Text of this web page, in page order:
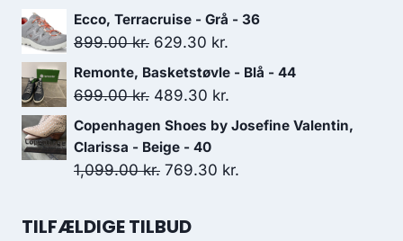
749.00 kr..524.30 kr..
oprindelige
pris
1,100.00 kr..
aktuelle
Ecco, Terracruise - Grå - 36
899.00kr. Den
oprindelige
pris
899.00 kr..
629.30 kr.
aktuelle
Remonte, Basketstøvle - Blå - 44
699.00kr. Den
oprindelige
pris
var:
489.30 kr.
aktuelle
er:
Copenhagen Shoes by Josefine Valentin,
Clarissa - Beige - 40
1,099.00kr. Den
pris
769.30 kr.
TILFÆLDIGE TILBUD